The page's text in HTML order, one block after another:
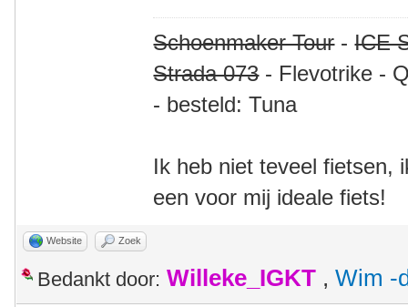
Schoenmaker Tour-ICE
Strada 073- Flevotrike -
- besteld: Tuna
Ik heb niet teveel fietsen,
een voor mij ideale fiets!
Website Zoek
Bedankt door: Willeke_IGKT , Wim -